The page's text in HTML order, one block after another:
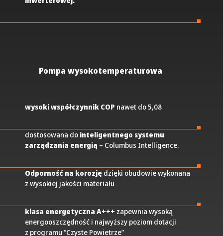
wysoki współczynnik COP nawet do 5,08
dostosowana do inteligentnego systemu
zarządzania energią – Columbus Intelligence.
Odporność na korozję dzięki obudowie wykonana
z wysokiej jakości materiału
Pompa wysokotemperaturowa
klasa energetyczna A+++ zapewnia wysoką
energooszczędność i najwyższy poziom dotacji
z programu “Czyste Powietrze”